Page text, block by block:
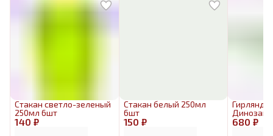
140 ₽
Стакан светло-зеленый
250мл 6шт
150 ₽
Стакан белый 250мл
6шт
680 ₽
Гирлянда